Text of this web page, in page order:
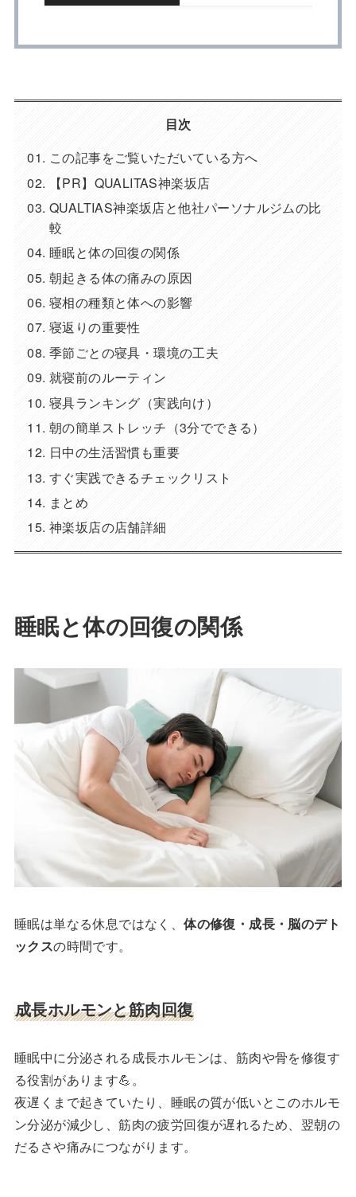
目次
この記事をご覧いただいている方へ
【PR】QUALITAS神楽坂店
QUALTIAS神楽坂店と他社パーソナルジムの比
較
睡眠と体の回復の関係
朝起きる体の痛みの原因
寝相の種類と体への影響
寝返りの重要性
季節ごとの寝具・環境の工夫
就寝前のルーティン
寝具ランキング（実践向け）
朝の簡単ストレッチ（3分でできる）
日中の生活習慣も重要
すぐ実践できるチェックリスト
まとめ
神楽坂店の店舗詳細
睡眠と体の回復の関係
睡眠は単なる休息ではなく、体の修復・成長・脳のデト
ックスの時間です。
成長ホルモンと筋肉回復
睡眠中に分泌される成長ホルモンは、筋肉や骨を修復す
る役割があります💪。
夜遅くまで起きていたり、睡眠の質が低いとこのホルモ
ン分泌が減少し、筋肉の疲労回復が遅れるため、翌朝の
だるさや痛みにつながります。